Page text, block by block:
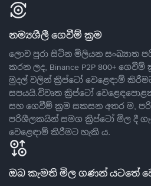
නම්‍යශීලී ගෙවීම් ක්‍රම
ලොව පුරා සිටින මිලියන සංඛ්‍යාත
කරන ලද, Binance P2P 800+ ගෙවීම්
මුදල් වලින් ක්‍රිප්ටෝ වෙළෙඳාම්
සපයයි.විවෘත ක්‍රිප්ටෝ
සහ ගෙවීම් ක්‍රම සකසන අතර ම,
පරිශීලකයින් සමග ක්‍රිප්ටෝ මිල දී
වෙළෙඳාම් කිරීමට හැකි ය.
ඔබ කැමති මිල ගණන් යටතේ